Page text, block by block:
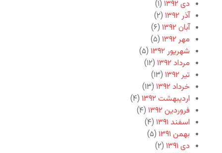
دی ۱۳۹۲
(۱)
آذر ۱۳۹۲
(۲)
آبان ۱۳۹۲
(۶)
مهر ۱۳۹۲
(۵)
شهریور ۱۳۹۲
(۵)
مرداد ۱۳۹۲
(۱۲)
تیر ۱۳۹۲
(۱۳)
خرداد ۱۳۹۲
(۱۳)
اردیبهشت ۱۳۹۲
(۴)
فروردین ۱۳۹۲
(۴)
اسفند ۱۳۹۱
(۴)
بهمن ۱۳۹۱
(۵)
دی ۱۳۹۱
(۲)